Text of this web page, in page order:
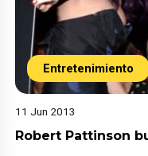
Entretenimiento
11 Jun 2013
Robert Pattinson